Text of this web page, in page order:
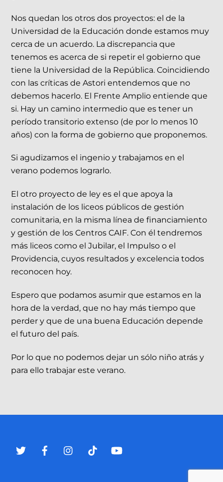
Nos quedan los otros dos proyectos: el de la
Universidad de la Educación donde estamos muy
cerca de un acuerdo. La discrepancia que
tenemos es acerca de si repetir el gobierno que
tiene la Universidad de la República. Coincidiendo
con las críticas de Astori entendemos que no
debemos hacerlo. El Frente Amplio entiende que
si. Hay un camino intermedio que es tener un
período transitorio extenso (de por lo menos 10
años) con la forma de gobierno que proponemos.
Si agudizamos el ingenio y trabajamos en el
verano podemos lograrlo.
El otro proyecto de ley es el que apoya la
instalación de los liceos públicos de gestión
comunitaria, en la misma línea de financiamiento
y gestión de los Centros CAIF. Con él tendremos
más liceos como el Jubilar, el Impulso o el
Providencia, cuyos resultados y excelencia todos
reconocen hoy.
Espero que podamos asumir que estamos en la
hora de la verdad, que no hay más tiempo que
perder y que de una buena Educación depende
el futuro del país.
Por lo que no podemos dejar un sólo niño atrás y
para ello trabajar este verano.